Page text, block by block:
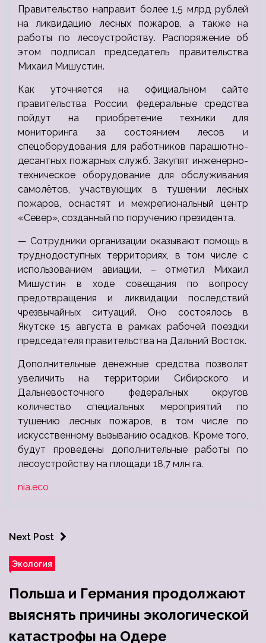
Правительство направит более 1,5 млрд рублей
на ликвидацию лесных пожаров, а также на
работы по лесоустройству. Распоряжение об
этом подписал председатель правительства
Михаил Мишустин.
Как уточняется на официальном сайте
правительства России, федеральные средства
пойдут на приобретение техники для
мониторинга за состоянием лесов и
спецоборудования для работников парашютно-
десантных пожарных служб. Закупят инженерно-
техническое оборудование для обслуживания
самолётов, участвующих в тушении лесных
пожаров, оснастят и межрегиональный центр
«Север», созданный по поручению президента.
— Сотрудники организации оказывают помощь в
труднодоступных территориях, в том числе с
использованием авиации, – отметил Михаил
Мишустин в ходе совещания по вопросу
предотвращения и ликвидации последствий
чрезвычайных ситуаций. Оно состоялось в
Якутске 15 августа в рамках рабочей поездки
председателя правительства на Дальний Восток.
Дополнительные денежные средства позволят
увеличить на территории Сибирского и
Дальневосточного федеральных округов
количество специальных мероприятий по
тушению лесных пожаров, в том числе по
искусственному вызыванию осадков. Кроме того,
будут проведены дополнительные работы по
лесоустройству на площади 18,7 млн га.
nia.eco
Next Post
Экология
Польша и Германия продолжают
выяснять причины экологической
катастрофы на Одере